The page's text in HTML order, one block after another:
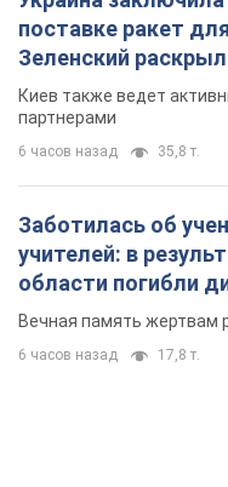
поставке ракет
Зеленский
Киев также ведет
партнерами
6 часов назад 35,8 т.
Заботилась об
учителей: в
области погибли
муж и внук
Вечная память жертвам
6 часов назад 17,8 т.